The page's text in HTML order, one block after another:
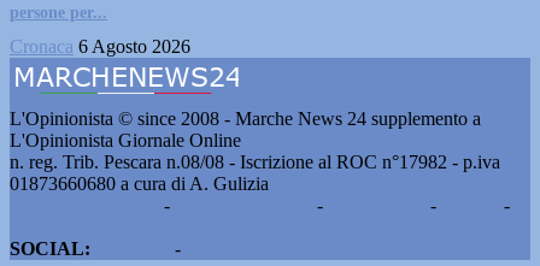
persone per...
Cronaca 6 Agosto 2026
L'Opinionista © since 2008 - Marche News 24 supplemento a
L'Opinionista Giornale Online
n. reg. Trib. Pescara n.08/08 - Iscrizione al ROC n°17982 - p.iva
01873660680 a cura di A. Gulizia
- - -
-
SOCIAL:
-